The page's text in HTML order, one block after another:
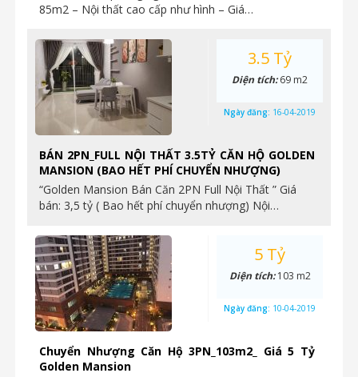
85m2 – Nội thất cao cấp như hình – Giá…
BÁN 2PN_FULL NỘI THẤT 3.5TỶ CĂN HỘ GOLDEN
MANSION (BAO HẾT PHÍ CHUYỂN NHƯỢNG)
“Golden Mansion Bán Căn 2PN Full Nội Thất ” Giá
bán: 3,5 tỷ ( Bao hết phí chuyển nhượng) Nội…
3.5 Tỷ
Diện tích:69 m2
Ngày đăng: 16-04-2019
Chuyển Nhượng Căn Hộ 3PN_103m2_ Giá 5 Tỷ
Golden Mansion
5 Tỷ
Diện tích:103 m2
Ngày đăng: 10-04-2019